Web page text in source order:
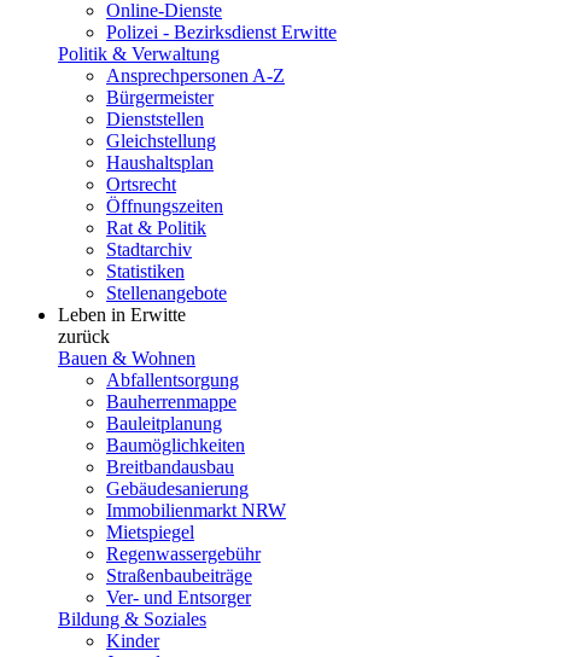
Online-Dienste
Polizei - Bezirksdienst Erwitte
Politik & Verwaltung
Ansprechpersonen A-Z
Bürgermeister
Dienststellen
Gleichstellung
Haushaltsplan
Ortsrecht
Öffnungszeiten
Rat & Politik
Stadtarchiv
Statistiken
Stellenangebote
Leben in Erwitte
zurück
Bauen & Wohnen
Abfallentsorgung
Bauherrenmappe
Bauleitplanung
Baumöglichkeiten
Breitbandausbau
Gebäudesanierung
Immobilienmarkt NRW
Mietspiegel
Regenwassergebühr
Straßenbaubeiträge
Ver- und Entsorger
Bildung & Soziales
Kinder